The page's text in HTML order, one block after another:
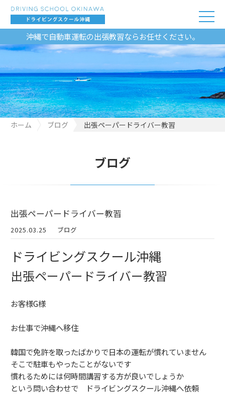
沖縄で自動車運転の出張教習ならお任せください。
ホーム ブログ 出張ペーパードライバー教習
ブログ
出張ペーパードライバー教習
2025.03.25 ブログ
ドライビングスクール沖縄
出張ペーパードライバー教習
お客様G様
お仕事で沖縄へ移住
韓国で免許を取ったばかりで日本の運転が慣れていません
そこで駐車もやったことがないです
慣れるためには何時間講習する方が良いでしょうか
という問い合わせで ドライビングスクール沖縄へ依頼